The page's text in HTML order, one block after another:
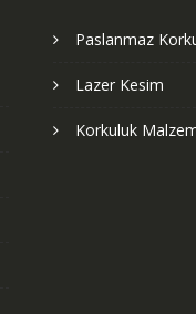
Paslanmaz
Lazer Kesim
Korkuluk